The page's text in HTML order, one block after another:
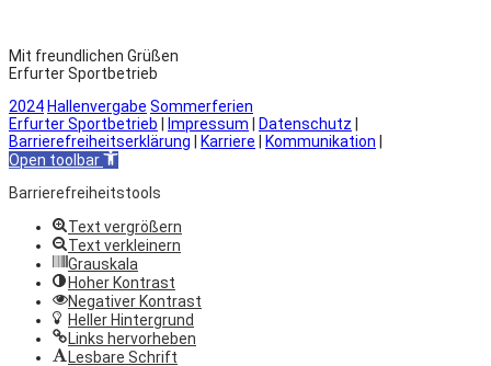
Mit freundlichen Grüßen
Erfurter Sportbetrieb
2024Hallenvergabe Sommerferien
Erfurter Sportbetrieb | Impressum | Datenschutz |
Barrierefreiheitserklärung | Karriere | Kommunikation |
Open toolbar
Barrierefreiheitstools
Text vergrößern
Text verkleinern
Grauskala
Hoher Kontrast
Negativer Kontrast
Heller Hintergrund
Links hervorheben
Lesbare Schrift